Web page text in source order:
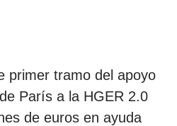
primer tramo del apoyo
París a la HGER 2.0
de euros en ayuda